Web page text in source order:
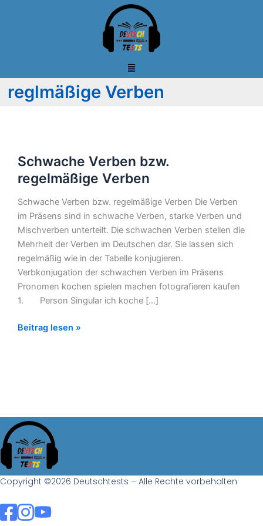
reglmäßige Verben
Schwache Verben bzw.
regelmäßige Verben
Schwache Verben bzw. regelmäßige Verben Die Verben
im Präsens sind in schwache Verben, starke Verben und
Mischverben unterteilt. Die schwachen Verben stellen die
Mehrheit der Verben im Deutschen dar. Sie lassen sich
regelmäßig wie in der Tabelle konjugieren.
Verbkonjugation der schwachen Verben im Präsens
Pronomen kochen spielen machen fotografieren kaufen
1. Person Singular ich koche […]
Verben
bzw.
regelmäßige
Verben
Beitrag lesen »
Copyright ©2026 Deutschtests – Alle Rechte vorbehalten